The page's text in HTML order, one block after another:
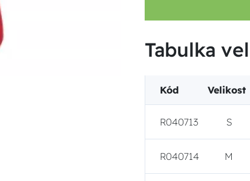
Tabulka
Kód Velikost
R040713 S
R040714 M